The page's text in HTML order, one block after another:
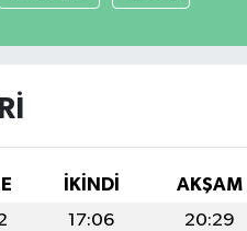
İKINDI AKŞAM
17:06 20:29